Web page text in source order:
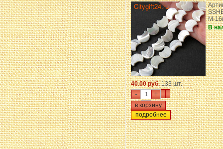
М-
В
40.00 руб.133 шт.
- +
подробнее